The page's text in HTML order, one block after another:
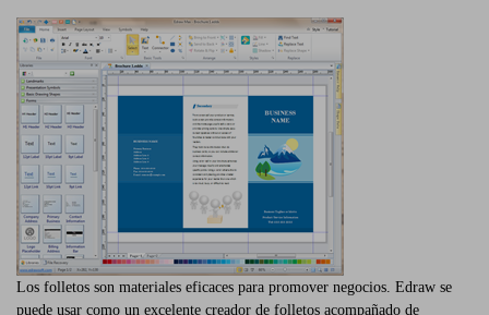
Los folletos son materiales eficaces para promover negocios. Edraw se
puede usar como un excelente creador de folletos acompañado de